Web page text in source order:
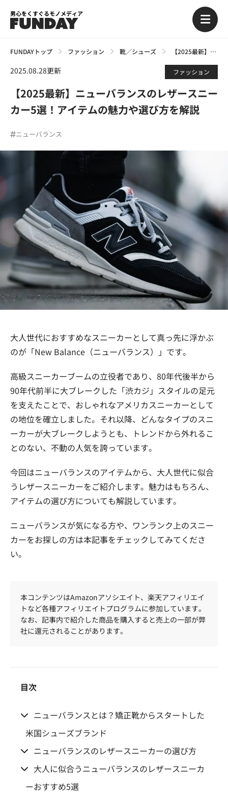
男心をくすぐるモノメディア
FUNDAYトップ ファッション 靴／シューズ 【2025最新】ニューバランスのレザースニーカー5選！アイテムの魅力や選び方を解説
2025.08.28更新 ファッション
【2025最新】ニューバランスのレザースニー
カー5選！アイテムの魅力や選び方を解説
ニューバランス
大人世代におすすめなスニーカーとして真っ先に浮かぶ
のが「New Balance（ニューバランス）」です。
高級スニーカーブームの立役者であり、80年代後半から
90年代前半に大ブレークした「渋カジ」スタイルの足元
を支えたことで、おしゃれなアメリカスニーカーとして
の地位を確立しました。それ以降、どんなタイプのスニ
ーカーが大ブレークしようとも、トレンドから外れるこ
とのない、不動の人気を誇っています。
今回はニューバランスのアイテムから、大人世代に似合
うレザースニーカーをご紹介します。魅力はもちろん、
アイテムの選び方についても解説しています。
ニューバランスが気になる方や、ワンランク上のスニー
カーをお探しの方は本記事をチェックしてみてくださ
い。
本コンテンツはAmazonアソシエイト、楽天アフィリエイ
トなど各種アフィリエイトプログラムに参加しています。
なお、記事内で紹介した商品を購入すると売上の一部が弊
社に還元されることがあります。
目次
ニューバランスとは？矯正靴からスタートした
米国シューズブランド
ニューバランスのレザースニーカーの選び方
大人に似合うニューバランスのレザースニーカ
ーおすすめ5選